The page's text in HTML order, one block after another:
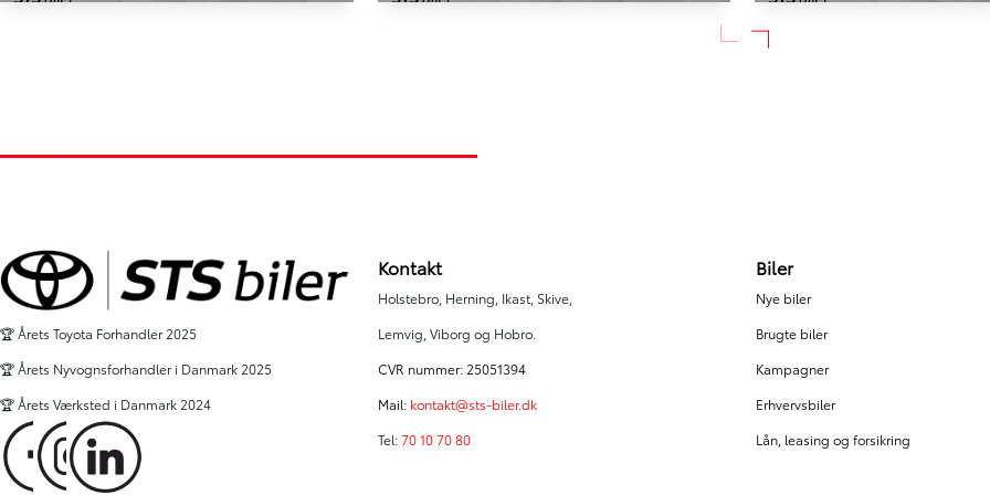
Diesel
Hybrid (Benzin / El)
Toyota RAV4
🏆 Årets Toyota Forhandler 2025
🏆 Årets Nyvognsforhandler i Danmark 2025
🏆 Årets Værksted i Danmark 2024
Kontakt
Holstebro, Herning, Ikast, Skive,
Lemvig, Viborg og Hobro.
CVR nummer: 25051394
Mail: kontakt@sts-biler.dk
Tel:70 10 70 80
Biler
Nye biler
Brugte biler
Kampagner
Erhvervsbiler
Lån, leasing og forsikring